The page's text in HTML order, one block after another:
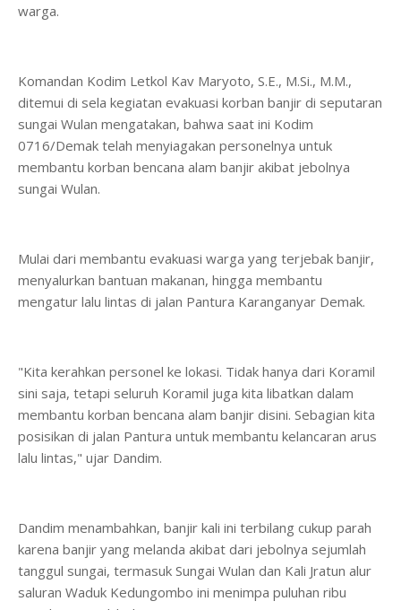
warga.
Komandan Kodim Letkol Kav Maryoto, S.E., M.Si., M.M.,
ditemui di sela kegiatan evakuasi korban banjir di seputaran
sungai Wulan mengatakan, bahwa saat ini Kodim
0716/Demak telah menyiagakan personelnya untuk
membantu korban bencana alam banjir akibat jebolnya
sungai Wulan.
Mulai dari membantu evakuasi warga yang terjebak banjir,
menyalurkan bantuan makanan, hingga membantu
mengatur lalu lintas di jalan Pantura Karanganyar Demak.
"Kita kerahkan personel ke lokasi. Tidak hanya dari Koramil
sini saja, tetapi seluruh Koramil juga kita libatkan dalam
membantu korban bencana alam banjir disini. Sebagian kita
posisikan di jalan Pantura untuk membantu kelancaran arus
lalu lintas," ujar Dandim.
Dandim menambahkan, banjir kali ini terbilang cukup parah
karena banjir yang melanda akibat dari jebolnya sejumlah
tanggul sungai, termasuk Sungai Wulan dan Kali Jratun alur
saluran Waduk Kedungombo ini menimpa puluhan ribu